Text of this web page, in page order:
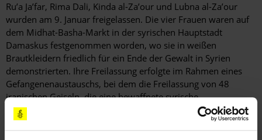
Ru’a Ja’far, Rima Dali, Kinda al-Za’our und Lubna al-Za’our
wurden am 9. Januar freigelassen. Die vier Frauen waren auf
dem Midhat-Basha-Markt in der syrischen Hauptstadt
Damaskus festgenommen worden, wo sie in weißen
Brautkleidern friedlich für ein Ende der Gewalt in Syrien
demonstrierten. Ihre Freilassung erfolgte im Rahmen eines
Gefangenenaustauschs, bei dem die Freilassung von 48
iranischen Geiseln, die eine bewaffnete syrische
Oppositionsgruppe festhält, vereinbart wurde, wenn im
Gegenzug etwa 2130 Zivilpersonen von den syrischen